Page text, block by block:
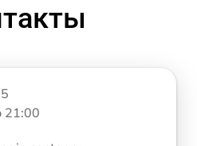
21:00